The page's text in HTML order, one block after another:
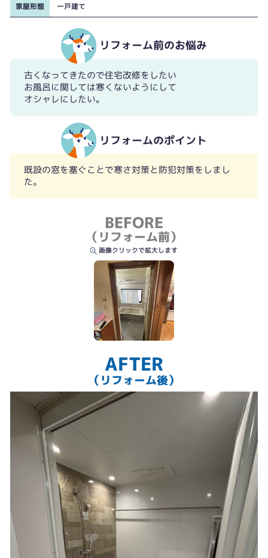
家屋形態 一戸建て
リフォーム前のお悩み
古くなってきたので住宅改修をしたい
お風呂に関しては寒くないようにして
オシャレにしたい。
リフォームのポイント
既設の窓を塞ぐことで寒さ対策と防犯対策をしまし
た。
BEFORE
（リフォーム前）
画像クリックで拡大します
AFTER
（リフォーム後）